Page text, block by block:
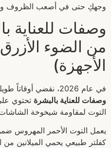
وجهكِ حتى في أصعب الظروف
وصفات للعناية
من الضوء
الأجهزة)
في عام 2026، نقضي أوقاتاً طويلة أمام الشاشات، وهو ما يتطلب
وصفات للعناية بالبشرة تحتوي
التوت لمقاومة شيخوخة
يعمل التوت الأحمر المهروس
كفلتر طبيعي يحمي الميلانين من